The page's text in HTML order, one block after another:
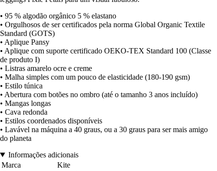
• 95 % algodão orgânico 5 % elastano
• Orgulhosos de ser certificados pela norma Global Organic Textile
Standard (GOTS)
• Aplique Pansy
• Aplique com suporte certificado OEKO-TEX Standard 100 (Classe
de produto I)
• Listras amarelo ocre e creme
• Malha simples com um pouco de elasticidade (180-190 gsm)
• Estilo túnica
• Abertura com botões no ombro (até o tamanho 3 anos incluído)
• Mangas longas
• Cava redonda
• Estilos coordenados disponíveis
• Lavável na máquina a 40 graus, ou a 30 graus para ser mais amigo
do planeta
Informações adicionais
Marca
Kite